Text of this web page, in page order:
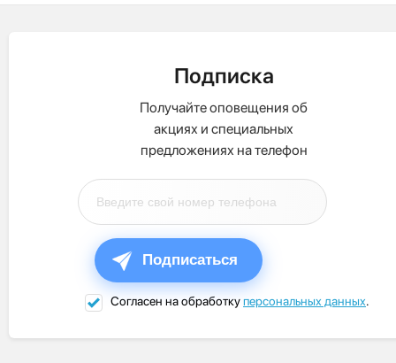
Подписка
Получайте оповещения об
акциях и специальных
предложениях на телефон
Подписаться
Согласен на обработкуперсональных данных.